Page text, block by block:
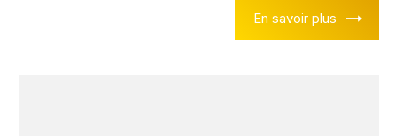
En savoir plus